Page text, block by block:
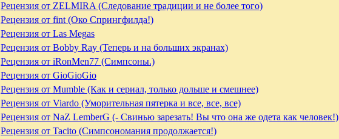
Рецензия от ZELMIRA (Следование традиции и не более того)
Рецензия от fint (Око Спрингфилда!)
Рецензия от Las Megas
Рецензия от Bobby Ray (Теперь и на больших экранах)
Рецензия от iRonMen77 (Симпсоны.)
Рецензия от GioGioGio
Рецензия от Mumble (Как и сериал, только дольше и смешнее)
Рецензия от Viardo (Уморительная пятерка и все, все, все)
Рецензия от NaZ LemberG (- Свинью зарезать! Вы что она же одета как человек!)
Рецензия от Tacito (Симпсономания продолжается!)